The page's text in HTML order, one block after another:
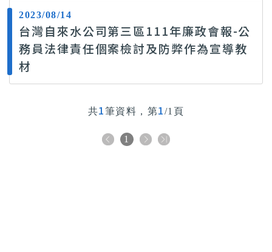
2023/08/14
台灣自來水公司第三區111年廉政會報-公
務員法律責任個案檢討及防弊作為宣導教
材
共1筆資料，第1/1頁
1